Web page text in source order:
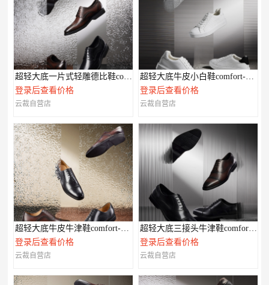
超轻大底一片式轻雕德比鞋comfort-XL系列
登录后查看价格
云裁自营店
超轻大底牛皮小白鞋comfort-XL系列
登录后查看价格
云裁自营店
超轻大底牛皮牛津鞋comfort-XL系列
登录后查看价格
云裁自营店
超轻大底三接头牛津鞋comfort-XL系列
登录后查看价格
云裁自营店